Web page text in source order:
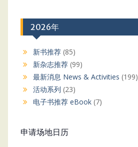
2026年
新书推荐(85)
新杂志推荐(99)
最新消息 News & Activities (199)
活动系列 (23)
电子书推荐 eBook(7)
申请场地日历